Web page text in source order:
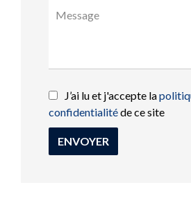
J’ai lu et j'accepte la
confidentialitéde ce site
ENVOYER